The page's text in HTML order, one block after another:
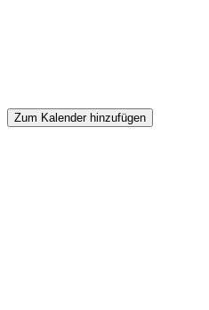
Zum Kalender hinzufügen